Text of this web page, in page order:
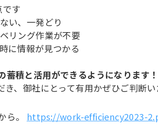
す
い、一発どり
リング作業が不要
に情報が見つかる
蓄積と活用ができるようになります！
、御社にとって有用かぜひご判断い
ら。 https://work-efficiency2023-